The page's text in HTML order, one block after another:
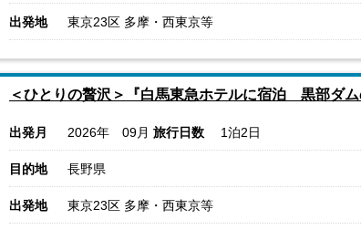
出発地 東京23区 多摩・西東京等
＜ひとりの贅沢＞『白馬東急ホテルに宿泊 黒部ダ
出発月 2026年 09月 旅行日数 1泊2日
目的地 長野県
出発地 東京23区 多摩・西東京等